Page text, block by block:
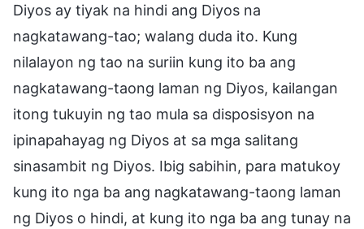
Diyos ay tiyak na hindi ang Diyos na
nagkatawang-tao; walang duda ito. Kung
nilalayon ng tao na suriin kung ito ba ang
nagkatawang-taong laman ng Diyos, kailangan
itong tukuyin ng tao mula sa disposisyon na
ipinapahayag ng Diyos at sa mga salitang
sinasambit ng Diyos. Ibig sabihin, para matukoy
kung ito nga ba ang nagkatawang-taong laman
ng Diyos o hindi, at kung ito nga ba ang tunay na